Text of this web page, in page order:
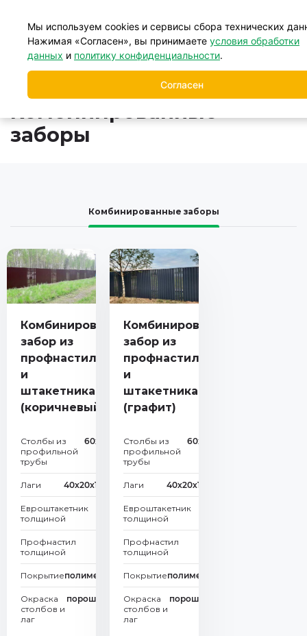
+7 (499) 877-39-88
Главная / Заборы / Комбинированные заборы
Комбинированные
заборы
Комбинированные заборы
Комбинированный
забор из
профнастила
и
штакетника
(коричневый)
Столбы из
профильной
трубы
60х60х2
Лаги 40х20х1,5 мм
Евроштакетник
толщиной
Профнастил
толщиной
Покрытиеполимерное
Окраска
столбов и
лаг
порошковая
Комбинированный
забор из
профнастила
и
штакетника
(графит)
Столбы из
профильной
трубы
60х60х2
Лаги 40х20х1,5 мм
Евроштакетник
толщиной
Профнастил
толщиной
Покрытиеполимерное
Окраска
столбов и
лаг
порошковая
Мы используем cookies и сервисы сбора технических
Нажимая «Согласен», вы принимаете условия обработки
данных и политику конфиденциальности.
Согласен